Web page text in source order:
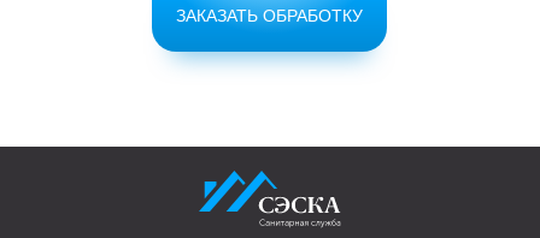
ЗАКАЗАТЬ ОБРАБОТКУ